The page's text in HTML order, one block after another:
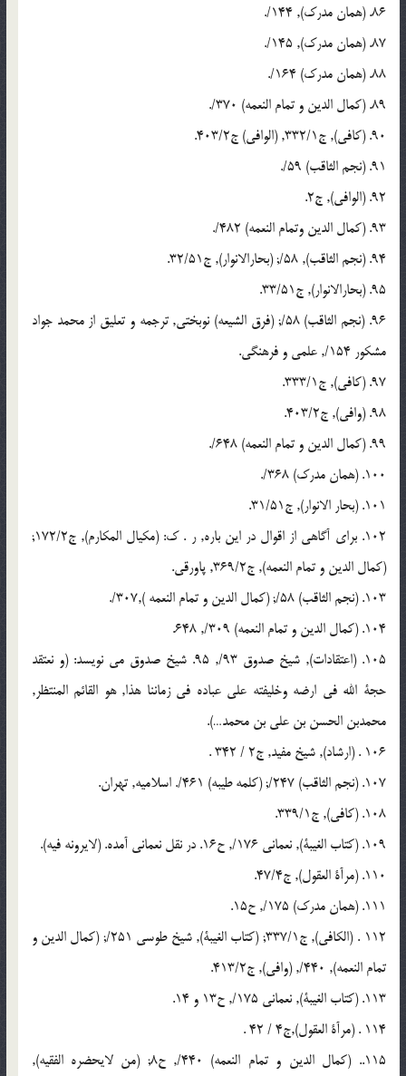
86. (همان مدرک), 144/.
87. (همان مدرک), 145/.
88. (همان مدرک) 164/.
89. (کمال الدین و تمام النعمه) 370/.
90. (کافی), ج332/1, (الوافی) ج403/2.
91. (نجم الثاقب) 59/.
92. (الوافی), ج2.
93. (کمال الدین وتمام النعمه) 482/.
94. (نجم الثاقب), 58/; (بحارالانوار), ج32/51.
95. (بحارالانوار), ج33/51.
96. (نجم الثاقب) 58/; (فرق الشیعه) نوبختی, ترجمه و تعلیق از محمد جواد
مشکور 154/, علمی و فرهنگی.
97. (کافی), ج333/1.
98. (وافی), ج403/2.
99. (کمال الدین و تمام النعمه) 648/.
100. (همان مدرک) 368/.
101. (بحار الانوار), ج31/51.
102. برای آگاهی از اقوال در این باره, ر . ک: (مکیال المکارم), ج172/2;
(کمال الدین و تمام النعمه), ج369/2, پاورقی.
103. (نجم الثاقب) 58/; (کمال الدین و تمام النعمه ),307/.
104. (کمال الدین و تمام النعمه) 309/, 648.
105. (اعتقادات), شیخ صدوق 93/, 95. شیخ صدوق می نویسد: (و نعتقد
حجة الله فی ارضه وخلیفته علی عباده فی زماننا هذا, هو القائم المنتظر,
محمدبن الحسن بن علی بن محمد…).
106 . (ارشاد), شیخ مفید, ج2 / 342 .
107. (نجم الثاقب) 247/; (کلمه طیبه) 461/. اسلامیه, تهران.
108. (کافی), ج339/1.
109. (کتاب الغیبة), نعمانی 176/, ح16. در نقل نعمانی آمده. (لایرونه فیه).
110. (مرآة العقول), ج47/4.
111. (همان مدرک) 175/, ح15.
112 . (الکافی), ج337/1; (کتاب الغیبة), شیخ طوسی 251/; (کمال الدین و
تمام النعمه), 440/, (وافی), ج413/2.
113. (کتاب الغیبة), نعمانی 175/, ح13 و 14.
114 . (مرآة العقول),ج4 / 42 .
115.. (کمال الدین و تمام النعمه) 440/, ح8; (من لایحضره الفقیه),